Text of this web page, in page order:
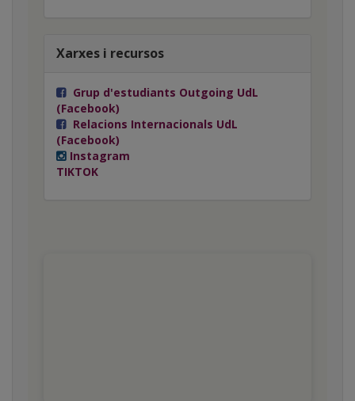
Xarxes i recursos
Grup d'estudiants Outgoing UdL
(Facebook)
Relacions Internacionals UdL
(Facebook)
Instagram
TIKTOK